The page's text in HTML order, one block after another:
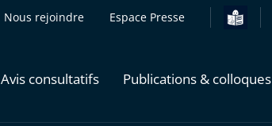
Nous rejoindre Espace Presse
Avis consultatifs Publications & colloques